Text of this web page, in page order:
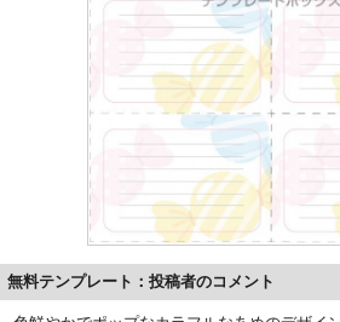
無料テンプレート：投稿者のコメント